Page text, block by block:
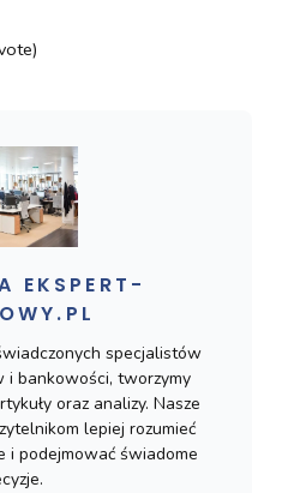
EKSPERT-
specjalistów
i bankowości, tworzymy
oraz analizy. Nasze
lepiej rozumieć
i podejmować świadome